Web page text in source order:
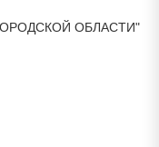
ОБЛАСТИ"